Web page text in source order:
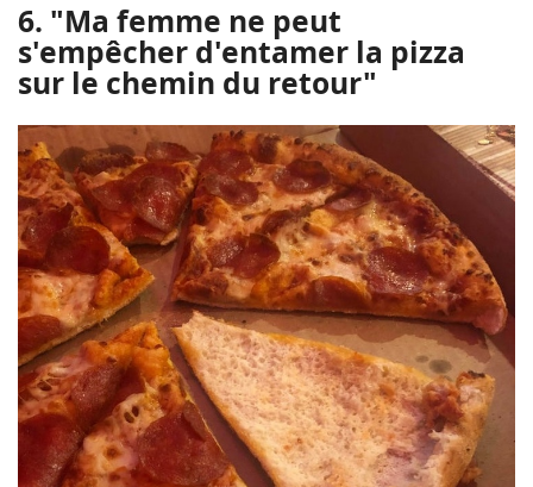
6. "Ma femme ne peut
s'empêcher d'entamer la pizza
sur le chemin du retour"